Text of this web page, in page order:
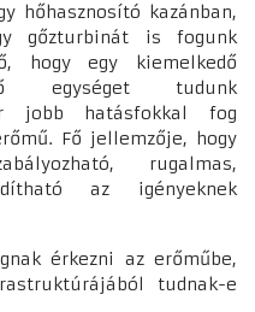
hőhasznosító kazánban,
gőzturbinát is fogunk
hogy egy kiemelkedő
egységet tudunk
jobb hatásfokkal fog
Fő jellemzője, hogy
rugalmas,
az igényeknek
érkezni az erőműbe,
tudnak-e